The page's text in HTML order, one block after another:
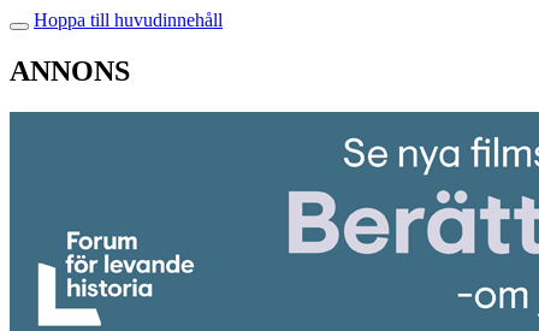
Hoppa till huvudinnehåll
ANNONS